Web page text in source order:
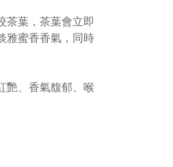
茶葉，茶葉會立即
雅蜜香香氣，同時
艷、香氣馥郁、喉